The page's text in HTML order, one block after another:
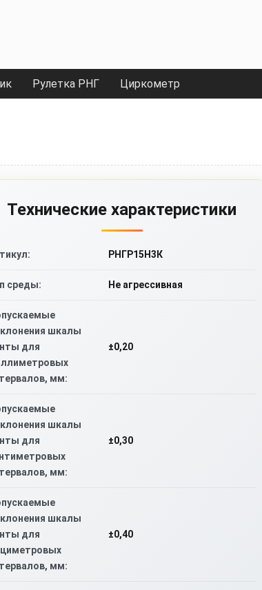
Рулетка РНГ Циркометр
Технические характеристики
РНГР15Н3К
среды: Не агрессивная
шкалы
для
мм:
±0,20
шкалы
для
мм:
±0,30
шкалы
для
мм:
±0,40